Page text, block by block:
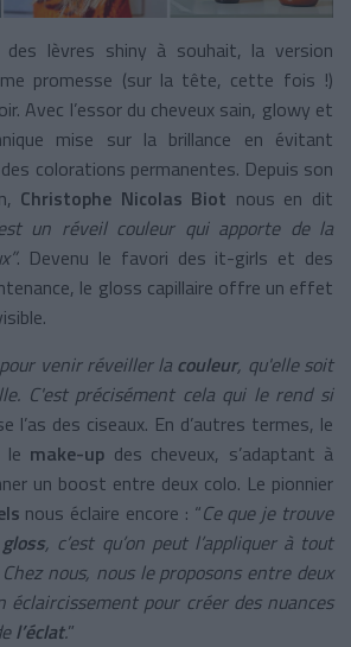
des lèvres shiny à souhait, la version
promesse (sur la tête, cette fois !)
Avec l’essor du cheveux sain, glowy et
mise sur la brillance en évitant
colorations permanentes. Depuis son
Christophe Nicolas Biot nous en dit
un réveil couleur qui apporte de la
. Devenu le favori des it-girls et des
le gloss capillaire offre un effet
venir réveiller la couleur, qu'elle soit
C'est précisément cela qui le rend si
l’as des ciseaux. En d’autres termes, le
le make-up des cheveux, s’adaptant à
un boost entre deux colo. Le pionnier
nous éclaire encore : “Ce que je trouve
gloss, c’est qu’on peut l’appliquer à tout
nous, nous le proposons entre deux
éclaircissement pour créer des nuances
l’éclat.”